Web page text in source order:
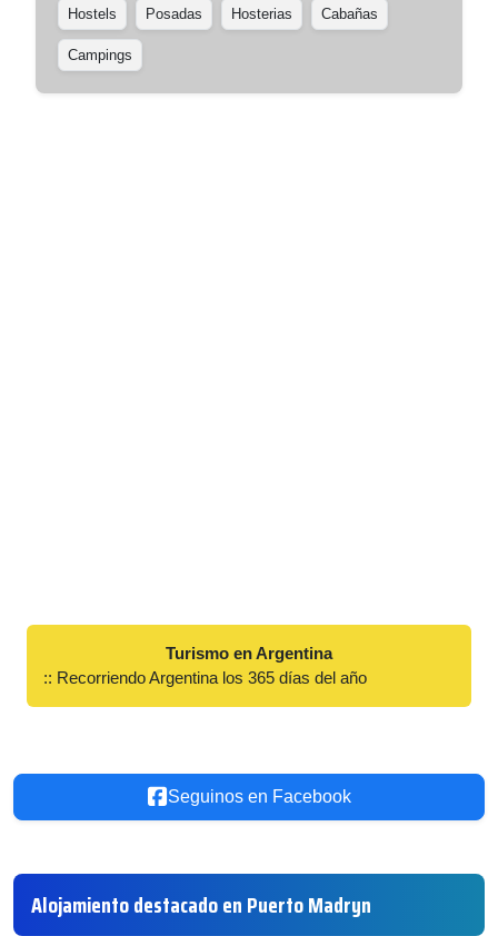
Hostels Posadas Hosterias Cabañas
Campings
Turismo en Argentina
:: Recorriendo Argentina los 365 días del año
Seguinos en Facebook
Alojamiento destacado en Puerto Madryn